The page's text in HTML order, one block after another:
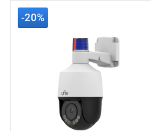
-20%